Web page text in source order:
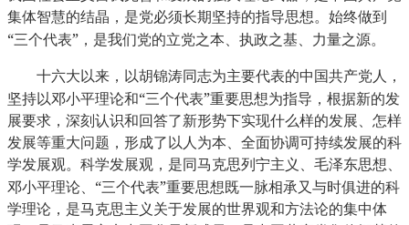
集体智慧的结晶，是党必须长期坚持的指导思想。始终做到
“三个代表” ，是我们党的立党之本、执政之基、力量之源。
十六大以来，以胡锦涛同志为主要代表的中国共产党人，
坚持以邓小平理论和“三个代表”重要思想为指导，根据新的发
展要求，深刻认识和回答了新形势下实现什么样的发展、怎样
发展等重大问题，形成了以人为本、全面协调可持续发展的科
学发展观。科学发展观，是同马克思列宁主义、毛泽东思想、
邓小平理论、 “三个代表”重要思想既一脉相承又与时俱进的科
学理论，是马克思主义关于发展的世界观和方法论的集中体